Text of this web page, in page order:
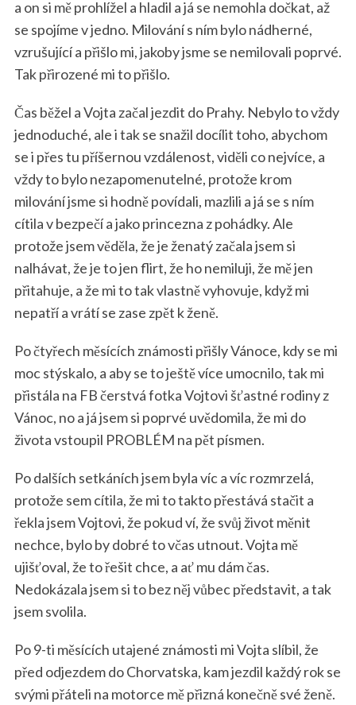
a on si mě prohlížel a hladil a já se nemohla dočkat, až
se spojíme v jedno. Milování s ním bylo nádherné,
vzrušující a přišlo mi, jakoby jsme se nemilovali poprvé.
Tak přirozené mi to přišlo.
Čas běžel a Vojta začal jezdit do Prahy. Nebylo to vždy
jednoduché, ale i tak se snažil docílit toho, abychom
se i přes tu příšernou vzdálenost, viděli co nejvíce, a
vždy to bylo nezapomenutelné, protože krom
milování jsme si hodně povídali, mazlili a já se s ním
cítila v bezpečí a jako princezna z pohádky. Ale
protože jsem věděla, že je ženatý začala jsem si
nalhávat, že je to jen flirt, že ho nemiluji, že mě jen
přitahuje, a že mi to tak vlastně vyhovuje, když mi
nepatří a vrátí se zase zpět k ženě.
Po čtyřech měsících známosti přišly Vánoce, kdy se mi
moc stýskalo, a aby se to ještě více umocnilo, tak mi
přistála na FB čerstvá fotka Vojtovi šťastné rodiny z
Vánoc, no a já jsem si poprvé uvědomila, že mi do
života vstoupil PROBLÉM na pět písmen.
Po dalších setkáních jsem byla víc a víc rozmrzelá,
protože sem cítila, že mi to takto přestává stačit a
řekla jsem Vojtovi, že pokud ví, že svůj život měnit
nechce, bylo by dobré to včas utnout. Vojta mě
ujišťoval, že to řešit chce, a ať mu dám čas.
Nedokázala jsem si to bez něj vůbec představit, a tak
jsem svolila.
Po 9-ti měsících utajené známosti mi Vojta slíbil, že
před odjezdem do Chorvatska, kam jezdil každý rok se
svými přáteli na motorce mě přizná konečně své ženě.